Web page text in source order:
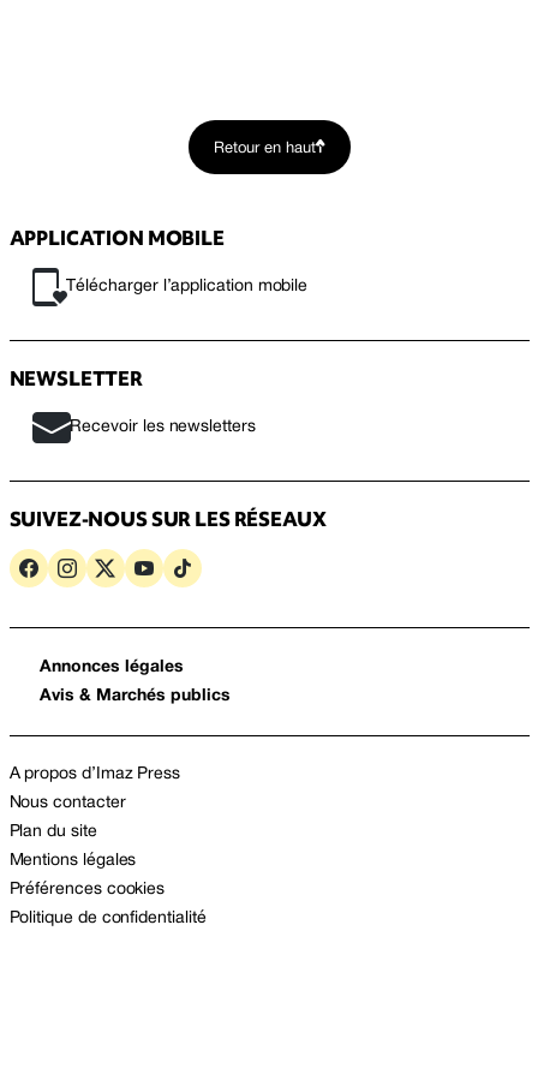
Retour en haut
APPLICATION MOBILE
Télécharger l’application mobile
NEWSLETTER
Recevoir les newsletters
SUIVEZ-NOUS SUR LES RÉSEAUX
Annonces légales
Avis & Marchés publics
A propos d’Imaz Press
Nous contacter
Plan du site
Mentions légales
Préférences cookies
Politique de confidentialité